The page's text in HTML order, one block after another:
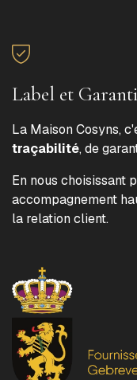
Label et
La Maison Cosyns,
traçabilité, de
En nous choisissant
accompagnement
la relation client.